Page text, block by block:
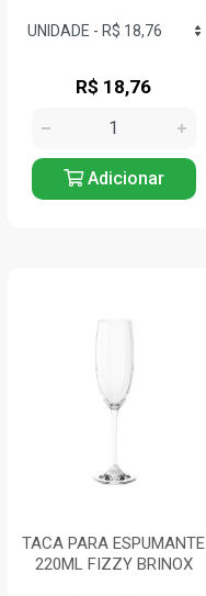
R$ 18,76
Adicionar
TACA PARA ESPUMANTE
220ML FIZZY BRINOX